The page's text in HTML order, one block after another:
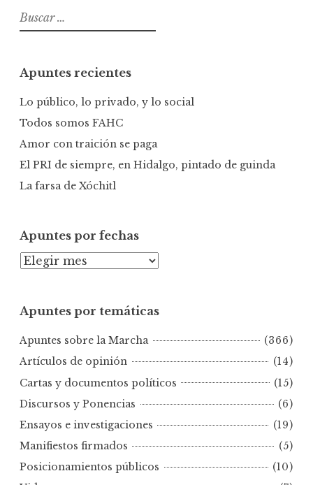
B
u
a
r
Apuntes recientes
Lo público, lo privado, y lo social
Todos somos FAHC
Amor con traición se paga
El PRI de siempre, en Hidalgo, pintado de guinda
La farsa de Xóchitl
Apuntes por fechas
A
n
e
s
p
r
f
e
c
Apuntes por temáticas
Apuntes sobre la Marcha
(366)
Artículos de opinión
(14)
Cartas y documentos políticos
(15)
Discursos y Ponencias
(6)
Ensayos e investigaciones
(19)
Manifiestos firmados
(5)
Posicionamientos públicos
(10)